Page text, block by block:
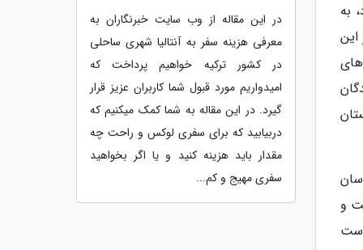
به
و
در این مقاله از وب سایت خبرنگاران به
معرفی هزینه سفر به آنتالیا شهری ساحلی
در کشور ترکیه خواهیم پرداخت که
امیدواریم مورد قبول شما کاربران عزیز قرار
گیرد. در این مقاله به شما کمک میکنیم که
دربیابید که برای سفری لوکس و راحت چه
مقدار باید هزینه کنید و یا اگر بخواهید
سفری مهیج و کم...